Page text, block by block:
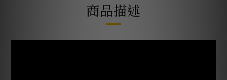
商品描述